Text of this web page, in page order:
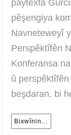
paytexta
pêşengiya
Navneteweyî
Perspêktîfên
Konferansa
û
beşdaran, bi
Bixwînin…